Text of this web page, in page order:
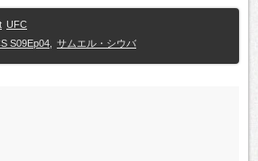
UFC
S09Ep04 サムエル・シウバ